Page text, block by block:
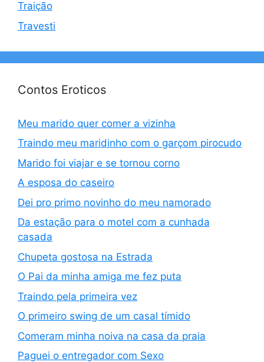
Traição
Travesti
Contos Eroticos
Meu marido quer comer a vizinha
Traindo meu maridinho com o garçom pirocudo
Marido foi viajar e se tornou corno
A esposa do caseiro
Dei pro primo novinho do meu namorado
Da estação para o motel com a cunhada
casada
Chupeta gostosa na Estrada
O Pai da minha amiga me fez puta
Traindo pela primeira vez
O primeiro swing de um casal tímido
Comeram minha noiva na casa da praia
Paguei o entregador com Sexo